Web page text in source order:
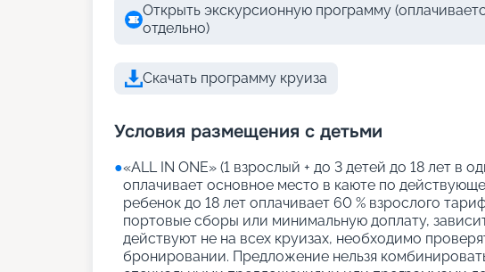
Открыть экскурсионную программу
отдельно)
Скачать программу круиза
Условия размещения с детьми
●«АLL IN ONE» (1 взрослый + до 3 детей до 18 лет в
оплачивает основное место в каюте по
ребенок до 18 лет оплачивает 60 % взрослого
портовые сборы или минимальную доплату,
действуют не на всех круизах, необходимо
бронировании. Предложение нельзя